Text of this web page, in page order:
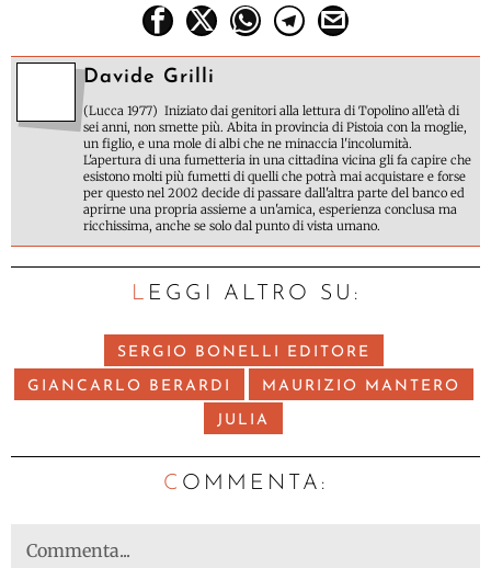
Davide Grilli
(Lucca 1977) Iniziato dai genitori alla lettura di Topolino all'età di
sei anni, non smette più. Abita in provincia di Pistoia con la moglie,
un figlio, e una mole di albi che ne minaccia l'incolumità.
L'apertura di una fumetteria in una cittadina vicina gli fa capire che
esistono molti più fumetti di quelli che potrà mai acquistare e forse
per questo nel 2002 decide di passare dall'altra parte del banco ed
aprirne una propria assieme a un'amica, esperienza conclusa ma
ricchissima, anche se solo dal punto di vista umano.
LEGGI ALTRO SU:
SERGIO BONELLI EDITORE
GIANCARLO BERARDI MAURIZIO MANTERO
JULIA
C OMMENTA: